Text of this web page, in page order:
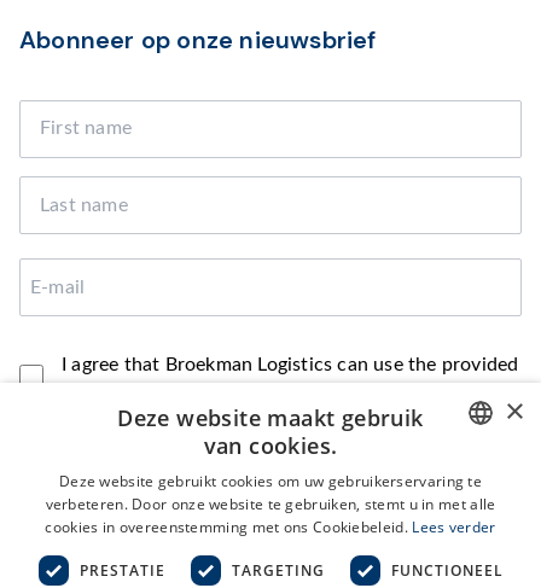
Abonneer op onze nieuwsbrief
I agree that Broekman Logistics can use the provided
SUBMIT ENGLISH
NL
×
Deze website maakt gebruik
van cookies.
Deze website gebruikt cookies om uw gebruikerservaring te
verbeteren. Door onze website te gebruiken, stemt u in met alle
cookies in overeenstemming met ons Cookiebeleid. Lees verder
PRESTATIE TARGETING FUNCTIONEEL